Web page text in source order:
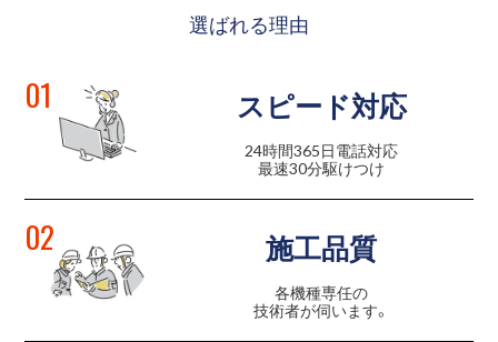
選ばれる理由
01 スピード対応
24時間365日電話対応
最速30分駆けつけ
02 施工品質
各機種専任の
技術者が伺います。